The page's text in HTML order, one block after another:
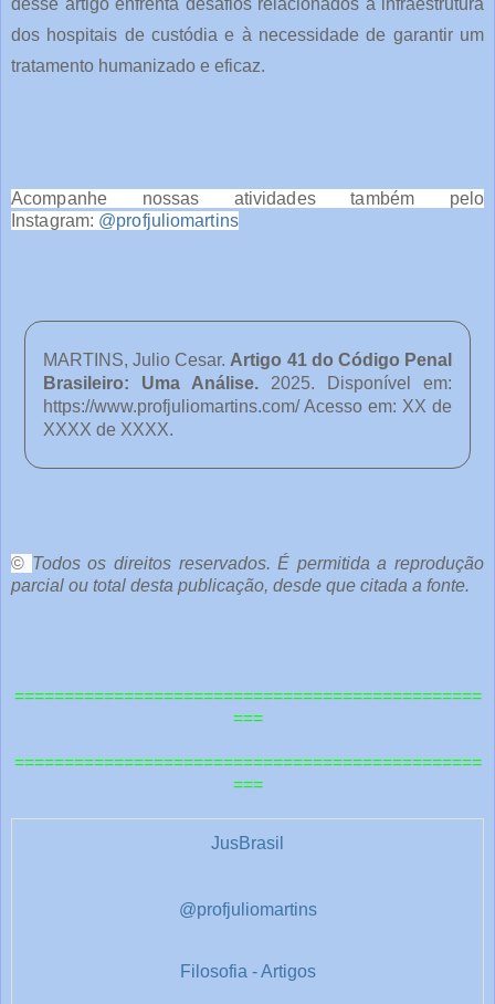
desse artigo enfrenta desafios relacionados à infraestrutura
dos hospitais de custódia e à necessidade de garantir um
tratamento humanizado e eficaz.
Acompanhe nossas atividades também pelo
Instagram: @profjuliomartins
MARTINS, Julio Cesar. Artigo 41 do Código Penal
Brasileiro: Uma Análise. 2025. Disponível em:
https://www.profjuliomartins.com/ Acesso em: XX de
XXXX de XXXX.
ê
a
1
© Todos os direitos reservados. É permitida a reprodução
parcial ou total desta publicação, desde que citada a fonte.
===============================================
===
===============================================
===
JusBrasil
@profjuliomartins
Filosofia - Artigos